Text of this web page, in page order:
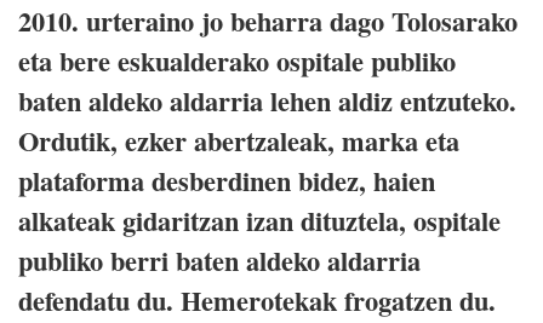
2010. urteraino jo beharra dago Tolosarako
eta bere eskualderako ospitale publiko
baten aldeko aldarria lehen aldiz entzuteko.
Ordutik, ezker abertzaleak, marka eta
plataforma desberdinen bidez, haien
alkateak gidaritzan izan dituztela, ospitale
publiko berri baten aldeko aldarria
defendatu du. Hemerotekak frogatzen du.